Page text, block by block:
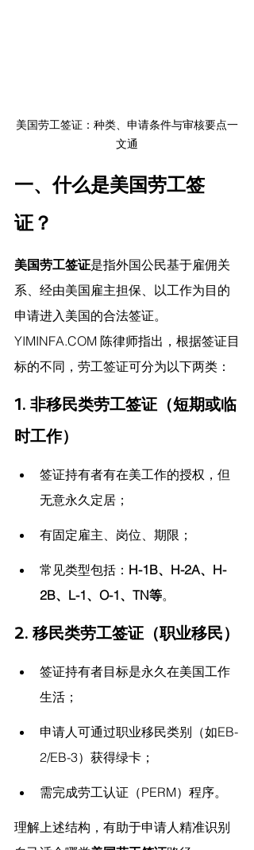
美国劳工签证：种类、申请条件与审核要点一
文通
一、什么是美国劳工签
证？
美国劳工签证是指外国公民基于雇佣关
系、经由美国雇主担保、以工作为目的
申请进入美国的合法签证。
YIMINFA.COM 陈律师指出， 根据签证目
标的不同，劳工签证可分为以下两类：
1. 非移民类劳工签证（短期或临
时工作）
签证持有者有在美工作的授权，但
无意永久定居；
有固定雇主、岗位、期限；
常见类型包括： H-1B、H-2A、H-
2B、L-1、O-1、TN等。
2. 移民类劳工签证（职业移民）
签证持有者目标是永久在美国工作
生活；
申请人可通过职业移民类别（如EB-
2/EB-3）获得绿卡；
需完成劳工认证（PERM）程序。
理解上述结构，有助于申请人精准识别